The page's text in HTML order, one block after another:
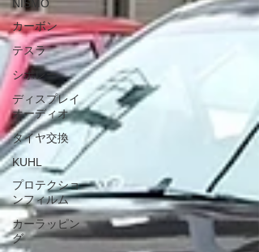
NISMO
カーボン
テスラ
シボレー
ディスプレイ
オーディオ
タイヤ交換
KUHL
プロテクショ
ンフィルム
カーラッピン
グ